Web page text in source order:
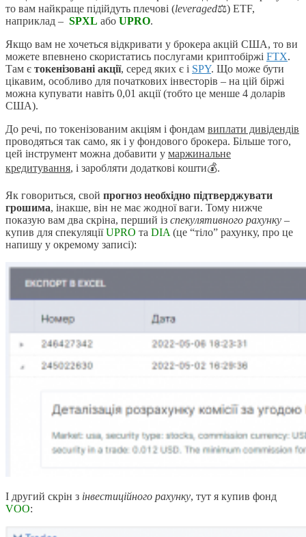
то вам найкраще підійдуть плечові (leveraged⚖) ETF,
наприклад – SPXL або UPRO.
Якщо вам не хочеться відкривати у брокера акцій США, то ви
можете впевнено скористатись послугами криптобіржі FTX.
Там є токенізовані акції, серед яких є і SPY. Що може бути
цікавим, особливо для початкових інвесторів – на цій біржі
можна купувати навіть 0,01 акції (тобто це менше 4 доларів
США).
До речі, по токенізованим акціям і фондам виплати дивідендів
проводяться так само, як і у фондового брокера. Більше того,
цей інструмент можна добавити у маржинальне
кредитування, і заробляти додаткові кошти💰.
Як говориться, свой прогноз необхідно підтверджувати
грошима, інакше, він не має жодної ваги. Тому нижче
показую вам два скріна, перший із спекулятивного рахунку –
купив для спекуляціїUPRO та DIA (це “тіло” рахунку, про це
напишу у окремому записі):
І другий скрін з інвестиційного рахунку, тут я купив фонд
VOO: